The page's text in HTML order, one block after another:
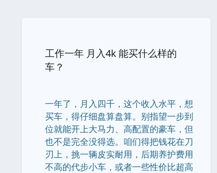
工作一年 月入4k 能买什么样的
车？
一年了，月入四千，这个收入水平，想
买车，得仔细盘算盘算。别指望一步到
位就能开上大马力、高配置的豪车，但
也不是完全没得选。咱们得把钱花在刀
刃上，挑一辆皮实耐用，后期养护费用
不高的代步小车，或者一些性价比超高